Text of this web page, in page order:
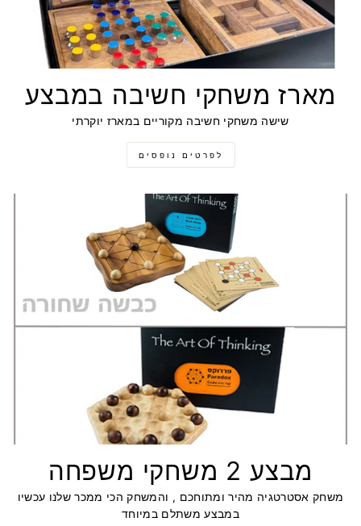
מארז משחקי חשיבה במבצע
שישה משחקי חשיבה מקוריים במארז יוקרתי
לפרטים נופסים
מבצע 2 משחקי משפחה
משחק אסטרטגיה מהיר ומתוחכם , והמשחק הכי ממכר שלנו עכשיו
במבצע משתלם במיוחד